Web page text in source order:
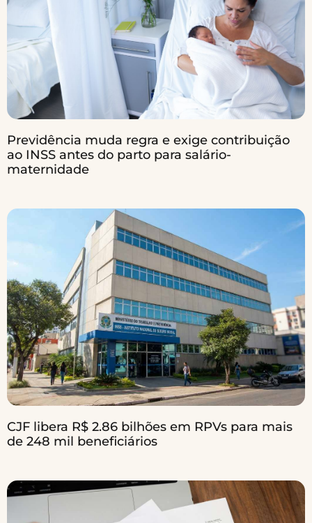
Previdência muda regra e exige contribuição
ao INSS antes do parto para salário-
maternidade
CJF libera R$ 2.86 bilhões em RPVs para mais
de 248 mil beneficiários